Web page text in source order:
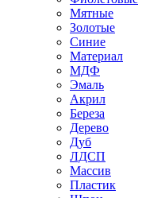
Мятные
Золотые
Синие
Материал
МДФ
Эмаль
Акрил
Береза
Дерево
Дуб
ЛДСП
Массив
Пластик